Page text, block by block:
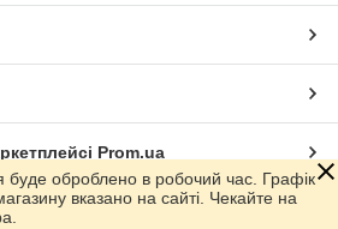
Prom.ua
оброблено в робочий час. Графік
вказано на сайті. Чекайте на